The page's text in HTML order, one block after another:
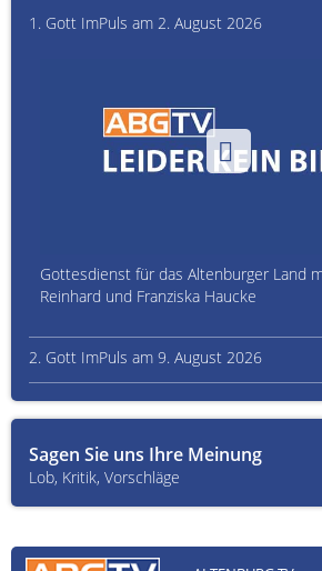
1. Gott ImPuls am 2. August 2026
Gottesdienst für das Altenburger Land
Reinhard und Franziska Haucke
2. Gott ImPuls am 9. August 2026
Sagen Sie uns Ihre Meinung
Lob, Kritik, Vorschläge